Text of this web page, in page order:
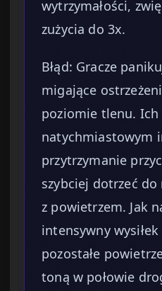
wytrzymałości,
zużycia do 3x.
Błąd: Gracze
migające
poziomie tlenu. Ich
natychmiastowym
przytrzymanie
szybciej dotrzeć do
z powietrzem. Jak
intensywny
pozostałe
toną w połowie